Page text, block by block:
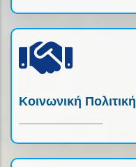
Κοινωνική Πολιτική